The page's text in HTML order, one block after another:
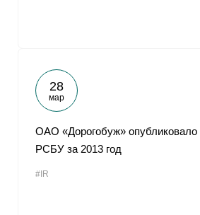
28
мар
ОАО «Дорогобуж» опубликовало
РСБУ за 2013 год
#IR